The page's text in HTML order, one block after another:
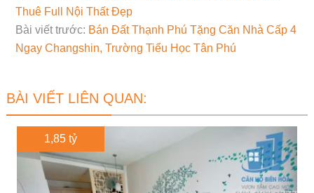
Thuê Full Nội Thất Đẹp
Bài viết trước: Bán Đất Thạnh Phú Tặng Căn Nhà Cấp 4
Ngay Changshin, Trường Tiểu Học Tân Phú
BÀI VIẾT LIÊN QUAN:
1,85 tỷ